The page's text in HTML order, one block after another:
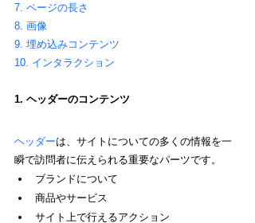
7. ページの長さ
8. 画像
9. 埋め込みコンテンツ
10. インタラクション
1. ヘッダーのコンテンツ
ヘッダーは、サイトについての多くの情報を一
瞬で訪問者に伝えられる重要なパーツです。
ブランドについて
商品やサービス
サイト上で行えるアクション